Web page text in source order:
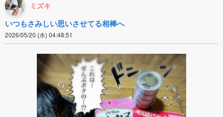
ミズキ
いつもさみしい思いさせてる相棒へ
2026/05/20 (水) 04:48:51